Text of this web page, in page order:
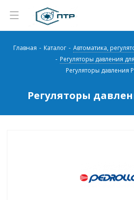
Главная - Каталог - Автоматика,
- Регуляторы давления
Регуляторы давления
Регуляторы